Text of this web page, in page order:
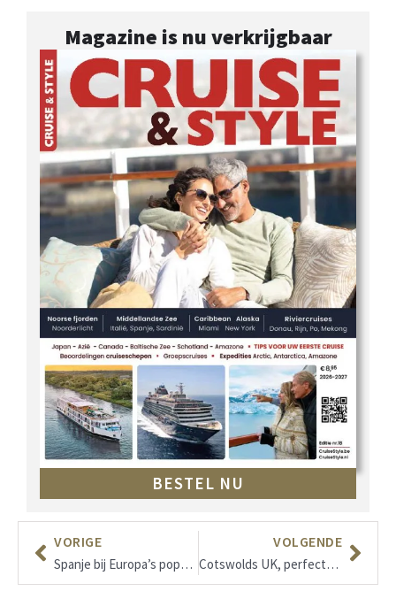
Magazine is nu verkrijgbaar
BESTEL NU
VORIGE
Spanje bij Europa’s populairste vakantielanden
VOLGENDE
Cotswolds UK, perfecte decor voor luxueus verblijf